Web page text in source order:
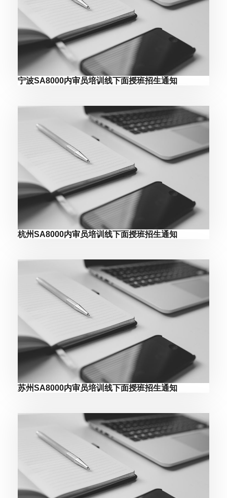
宁波SA8000内审员培训线下面授班招生通知
杭州SA8000内审员培训线下面授班招生通知
苏州SA8000内审员培训线下面授班招生通知